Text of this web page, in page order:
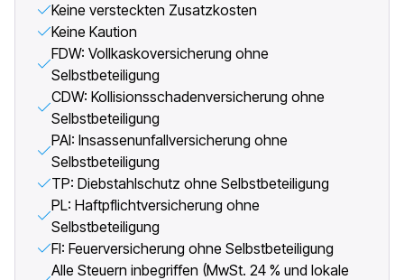
Keine versteckten Zusatzkosten
Keine Kaution
FDW: Vollkaskoversicherung ohne
Selbstbeteiligung
CDW: Kollisionsschadenversicherung ohne
Selbstbeteiligung
PAI: Insassenunfallversicherung ohne
Selbstbeteiligung
TP: Diebstahlschutz ohne Selbstbeteiligung
PL: Haftpflichtversicherung ohne
Selbstbeteiligung
FI: Feuerversicherung ohne Selbstbeteiligung
Alle Steuern inbegriffen (MwSt. 24 % und lokale